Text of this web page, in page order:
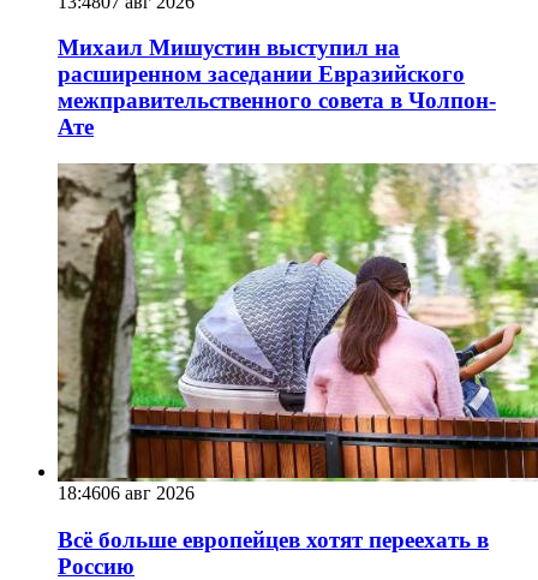
Михаил Мишустин выступил на
расширенном заседании Евразийского
межправительственного совета в Чолпон-
Ате
18:4606 авг 2026
Всё больше европейцев хотят переехать в
Россию